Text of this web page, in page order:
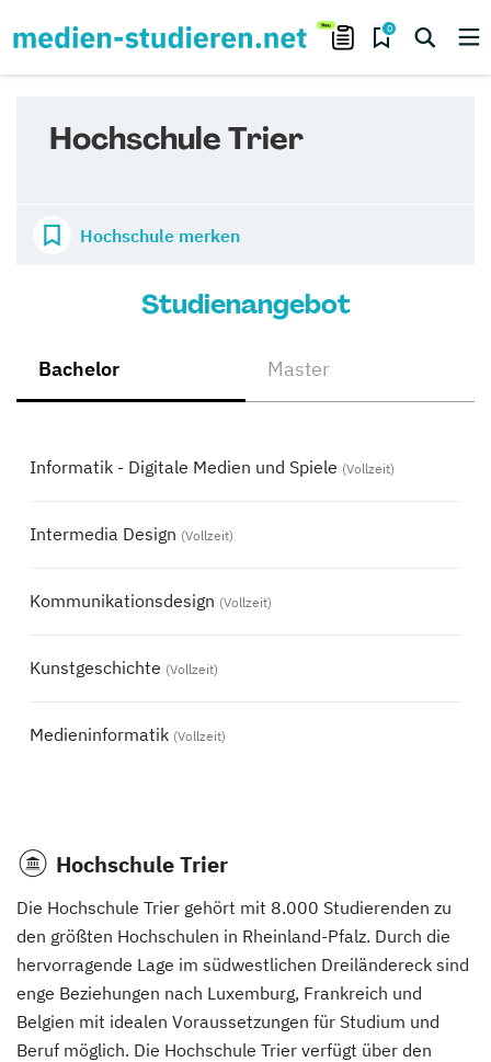
0
Hochschule Trier
Hochschule merken
Studienangebot
Bachelor Master
Informatik - Digitale Medien und Spiele (Vollzeit)
Intermedia Design (Vollzeit)
Kommunikationsdesign (Vollzeit)
Kunstgeschichte (Vollzeit)
Medieninformatik (Vollzeit)
Hochschule Trier
Die Hochschule Trier gehört mit 8.000 Studierenden zu
den größten Hochschulen in Rheinland-Pfalz. Durch die
hervorragende Lage im südwestlichen Dreiländereck sind
enge Beziehungen nach Luxemburg, Frankreich und
Belgien mit idealen Voraussetzungen für Studium und
Beruf möglich. Die Hochschule Trier verfügt über den